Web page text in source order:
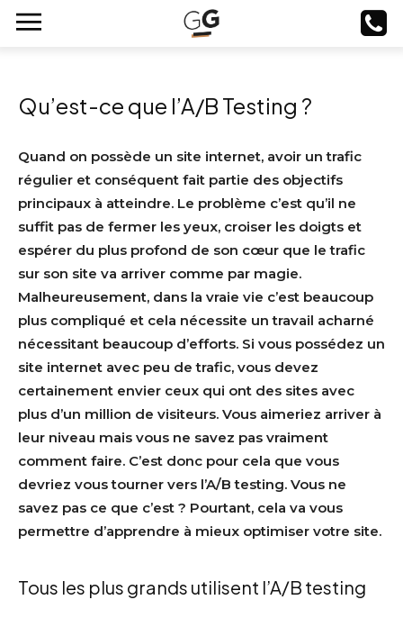
Qu’est-ce que l’A/B Testing ?
Quand on possède un site internet, avoir un trafic
régulier et conséquent fait partie des objectifs
principaux à atteindre. Le problème c’est qu’il ne
suffit pas de fermer les yeux, croiser les doigts et
espérer du plus profond de son cœur que le trafic
sur son site va arriver comme par magie.
Malheureusement, dans la vraie vie c’est beaucoup
plus compliqué et cela nécessite un travail acharné
nécessitant beaucoup d’efforts. Si vous possédez un
site internet avec peu de trafic, vous devez
certainement envier ceux qui ont des sites avec
plus d’un million de visiteurs. Vous aimeriez arriver à
leur niveau mais vous ne savez pas vraiment
comment faire. C’est donc pour cela que vous
devriez vous tourner vers l’A/B testing. Vous ne
savez pas ce que c’est ? Pourtant, cela va vous
permettre d’apprendre à mieux optimiser votre site.
Tous les plus grands utilisent l’A/B testing